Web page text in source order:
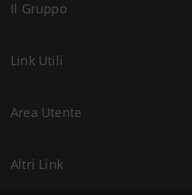
Il Gruppo
Link Utili
Area Utente
Altri Link